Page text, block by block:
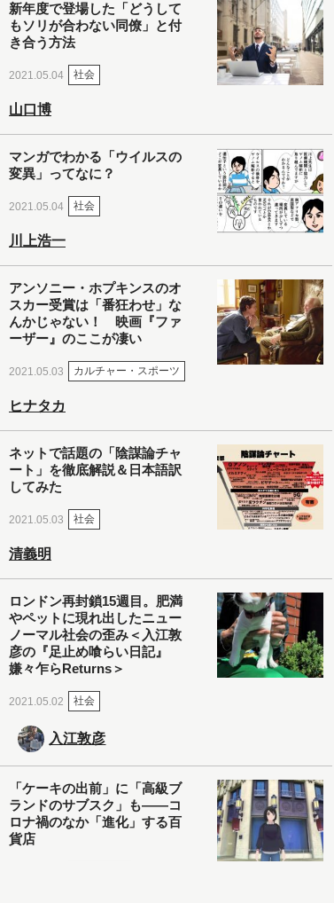
新年度で登場した「どうして
もソリが合わない同僚」と付
き合う方法
2021.05.04 社会
山口博
マンガでわかる「ウイルスの
変異」ってなに？
2021.05.04 社会
川上浩一
アンソニー・ホプキンスのオ
スカー受賞は「番狂わせ」な
んかじゃない！ 映画『ファ
ーザー』のここが凄い
2021.05.03 カルチャー・スポーツ
ヒナタカ
ネットで話題の「陰謀論チャ
ート」を徹底解説＆日本語訳
してみた
2021.05.03 社会
清義明
ロンドン再封鎖15週目。肥満
やペットに現れ出したニュー
ノーマル社会の歪み＜入江敦
彦の『足止め喰らい日記』
嫌々乍らReturns＞
2021.05.02 社会
入江敦彦
「ケーキの出前」に「高級ブ
ランドのサブスク」も――コ
ロナ禍のなか「進化」する百
貨店